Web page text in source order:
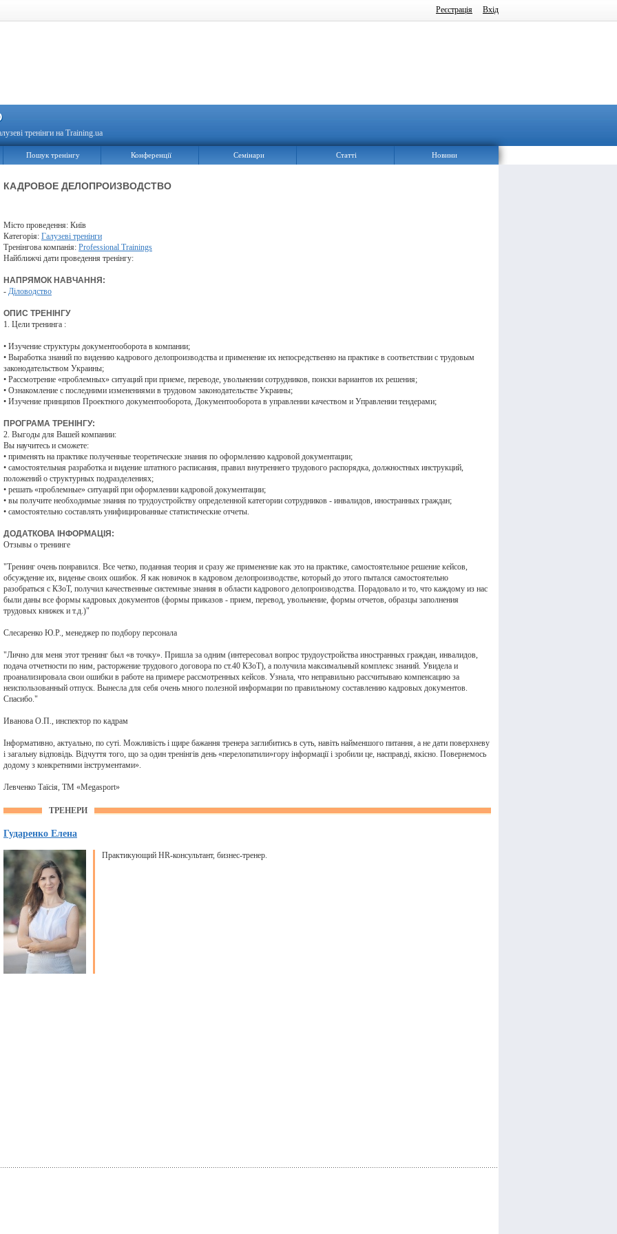
Реєстрація Вхід
тренінги на Training.ua
Пошук тренінгу Конференції Семінари Статті Новини
КАДРОВОЕ ДЕЛОПРОИЗВОДСТВО
Місто проведення: Київ
Категорія: Галузеві тренінги
Тренінгова компанія: Professional Trainings
Найближчі дати проведення тренінгу:
НАПРЯМОК НАВЧАННЯ:
- Діловодство
ОПИС ТРЕНІНГУ
1. Цели тренинга :
• Изучение структуры документооборота в компании;
• Выработка знаний по видению кадрового делопроизводства и применение их непосредственно на практике в соответствии с трудовым
законодательством Украины;
• Рассмотрение «проблемных» ситуаций при приеме, переводе, увольнении сотрудников, поиски вариантов их решения;
• Ознакомление с последними изменениями в трудовом законодательстве Украины;
• Изучение принципов Проектного документооборота, Документооборота в управлении качеством и Управлении тендерами;
ПРОГРАМА ТРЕНІНГУ:
2. Выгоды для Вашей компании:
Вы научитесь и сможете:
• применять на практике полученные теоретические знания по оформлению кадровой документации;
• самостоятельная разработка и видение штатного расписания, правил внутреннего трудового распорядка, должностных инструкций,
положений о структурных подразделениях;
• решать «проблемные» ситуаций при оформлении кадровой документации;
• вы получите необходимые знания по трудоустройству определенной категории сотрудников - инвалидов, иностранных граждан;
• самостоятельно составлять унифицированные статистические отчеты.
ДОДАТКОВА ІНФОРМАЦІЯ:
Отзывы о тренинге
"Тренинг очень понравился. Все четко, поданная теория и сразу же применение как это на практике, самостоятельное решение кейсов,
обсуждение их, виденье своих ошибок. Я как новичок в кадровом делопроизводстве, который до этого пытался самостоятельно
разобраться с КЗоТ, получил качественные системные знания в области кадрового делопроизводства. Порадовало и то, что каждому из нас
были даны все формы кадровых документов (формы приказов - прием, перевод, увольнение, формы отчетов, образцы заполнения
трудовых книжек и т.д.)"
Слесаренко Ю.Р., менеджер по подбору персонала
"Лично для меня этот тренинг был «в точку». Пришла за одним (интересовал вопрос трудоустройства иностранных граждан, инвалидов,
подача отчетности по ним, расторжение трудового договора по ст.40 КЗоТ), а получила максимальный комплекс знаний. Увидела и
проанализировала свои ошибки в работе на примере рассмотренных кейсов. Узнала, что неправильно рассчитываю компенсацию за
неиспользованный отпуск. Вынесла для себя очень много полезной информации по правильному составлению кадровых документов.
Спасибо."
Иванова О.П., инспектор по кадрам
Інформативно, актуально, по суті. Можливість і щире бажання тренера заглибитись в суть, навіть найменшого питання, а не дати поверхневу
і загальну відповідь. Відчуття того, що за один тренінгів день «перелопатили»гору інформації і зробили це, насправді, якісно. Повернемось
додому з конкретними інструментами».
Левченко Таїсія, ТМ «Megasport»
ТРЕНЕРИ
Гударенко Елена
Практикующий HR-консультант, бизнес-тренер.